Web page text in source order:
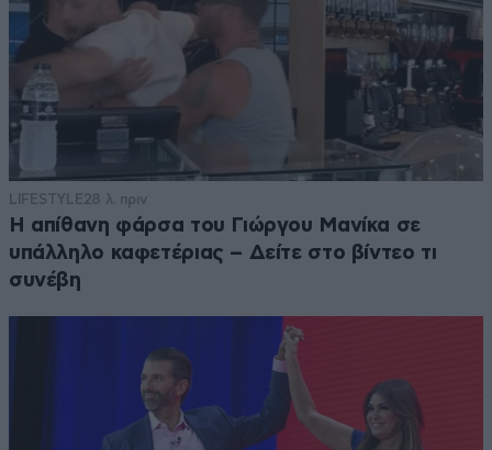
LIFESTYLE 28 λ. πριν
Η απίθανη φάρσα του Γιώργου Μανίκα σε
υπάλληλο καφετέριας – Δείτε στο βίντεο τι
συνέβη